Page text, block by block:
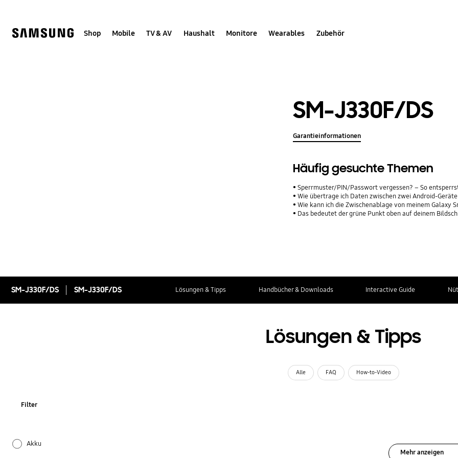
help
Shop Mobile TV & AV Haushalt Monitore Wearables Zubehör
SM-J330F/DS
Garantieinformationen
Häufig gesuchte Themen
Sperrmuster/PIN/Passwort vergessen? – So
Wie übertrage ich Daten zwischen zwei Android-
Wie kann ich die Zwischenablage von meinem Galaxy
Das bedeutet der grüne Punkt oben auf deinem
SM-J330F/DS SM-J330F/DS Lösungen & Tipps Handbücher & Downloads Interactive Guide
Lösungen & Tipps
Alle FAQ How-to-Video
Filter
Akku
Mehr anzeigen